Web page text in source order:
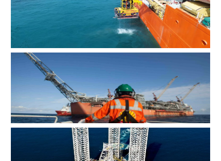
辉固深水ROV服务助力印度海上钻井作业
MOL Group斥资7.2亿美元收购壳牌旗下塞浦路斯子公司